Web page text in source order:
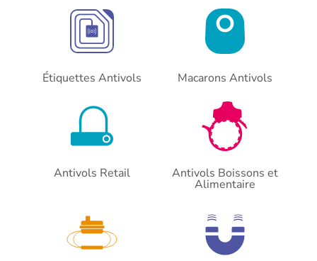
Étiquettes Antivols Macarons Antivols
Antivols Retail Antivols Boissons et
Alimentaire